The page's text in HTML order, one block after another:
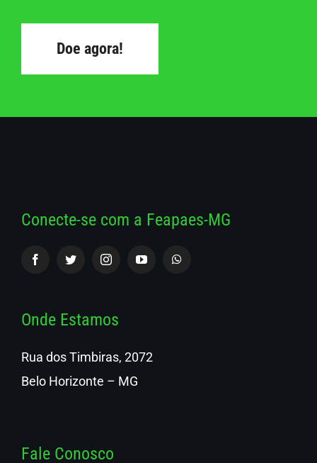
Doe agora!
Conecte-se com a Feapaes-MG
Onde Estamos
Rua dos Timbiras, 2072
Belo Horizonte – MG
Fale Conosco